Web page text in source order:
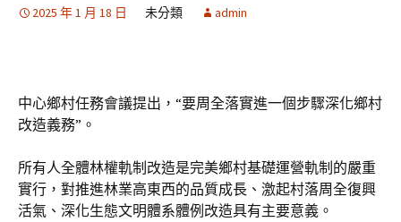
2025 年 1 月 18 日 未分類 admin
中心鄉村任務會議提出，“要周全落實進一個步驟深化鄉村
改造義務”。
所有人全體林權軌制改造是完美鄉村基礎運營軌制的嚴重
實行，對推進林業高東西的品質成長、激起村落周全復興
活氣、深化生態文明體系體例改造具有主要意義。